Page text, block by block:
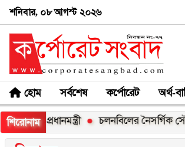
শনিবার, ০৮ আগস্ট ২০২৬
হোম সর্বশেষ কর্পোরেট অর্থ-
শিরোনাম চলনবিলের নৈসর্গিক সৌন্দর্য